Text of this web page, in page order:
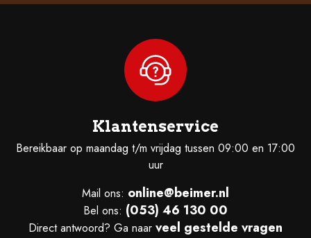
Klantenservice
Bereikbaar op maandag t/m vrijdag tussen 09:00 en 17:00
uur
Mail ons: online@beimer.nl
Bel ons: (053) 46 130 00
Direct antwoord? Ga naar veel gestelde vragen